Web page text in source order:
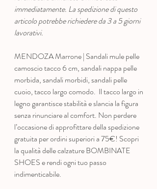
immediatamente. La spedizione di questo
articolo potrebbe richiedere da 3 a 5 giorni
lavorativi.
MENDOZA Marrone | Sandali mule pelle
camoscio tacco 6 cm, sandali nappa pelle
morbida, sandali morbidi, sandali pelle
cuoio, tacco largo comodo. Il tacco largo in
legno garantisce stabilità e slancia la figura
senza rinunciare al comfort. Non perdere
l’occasione di approfittare della spedizione
gratuita per ordini superiori a 75€! Scopri
la qualità delle calzature BOMBINATE
SHOES e rendi ogni tuo passo
indimenticabile.